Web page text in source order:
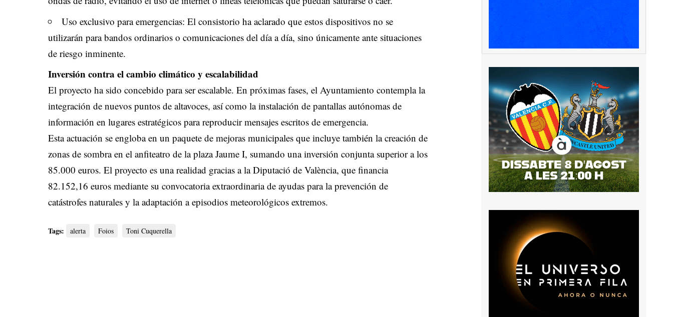
Uso exclusivo para emergencias: El consistorio ha aclarado que estos dispositivos no se
utilizarán para bandos ordinarios o comunicaciones del día a día, sino únicamente ante situaciones
de riesgo inminente.
Inversión contra el cambio climático y escalabilidad
El proyecto ha sido concebido para ser escalable. En próximas fases, el Ayuntamiento contempla la
integración de nuevos puntos de altavoces, así como la instalación de pantallas autónomas de
información en lugares estratégicos para reproducir mensajes escritos de emergencia.
Esta actuación se engloba en un paquete de mejoras municipales que incluye también la creación de
zonas de sombra en el anfiteatro de la plaza Jaume I, sumando una inversión conjunta superior a los
85.000 euros. El proyecto es una realidad gracias a la Diputació de València, que financia
82.152,16 euros mediante su convocatoria extraordinaria de ayudas para la prevención de
catástrofes naturales y la adaptación a episodios meteorológicos extremos.
Tags: alerta Foios Toni Cuquerella